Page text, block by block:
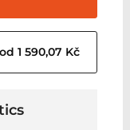
od 1 590,07 Kč